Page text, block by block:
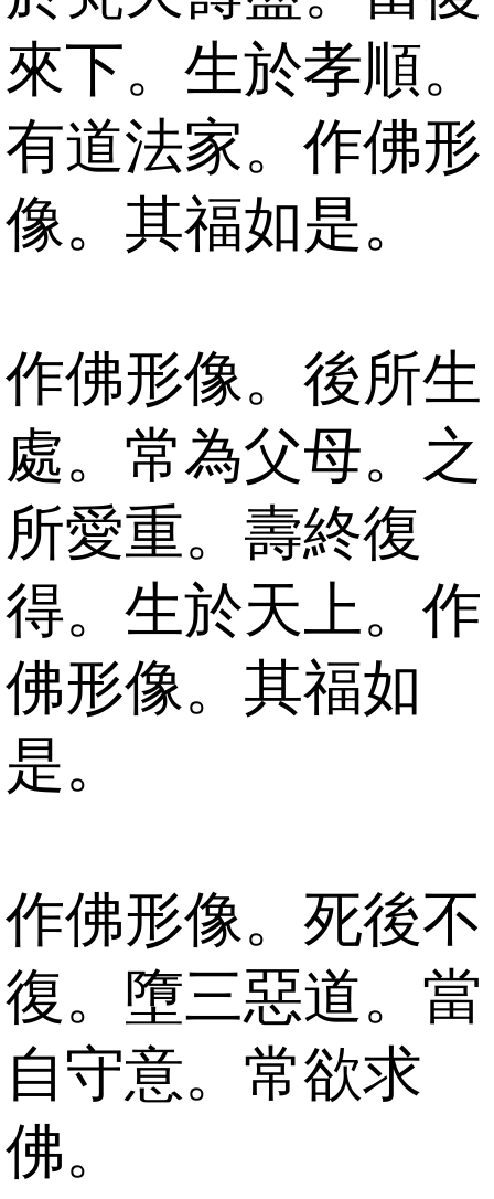
來下。生於孝順。
有道法家。作佛形
像。其福如是。
作佛形像。後所生
處。常為父母。之
所愛重。壽終復
得。生於天上。作
佛形像。其福如
是。
作佛形像。死後不
復。墮三惡道。當
自守意。常欲求
佛。